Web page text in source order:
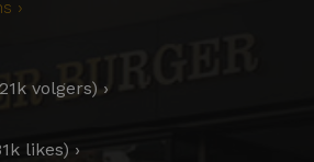
›
volgers) ›
likes) ›